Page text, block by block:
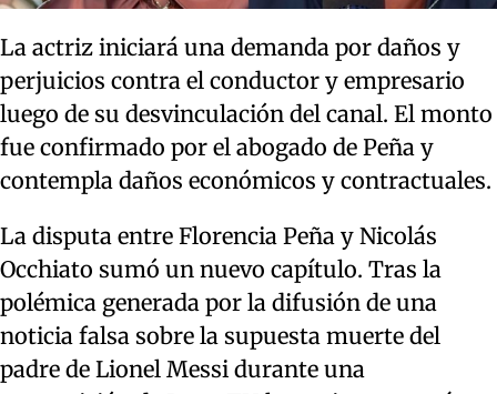
La actriz iniciará una demanda por daños y
perjuicios contra el conductor y empresario
luego de su desvinculación del canal. El monto
fue confirmado por el abogado de Peña y
contempla daños económicos y contractuales.
La disputa entre Florencia Peña y Nicolás
Occhiato sumó un nuevo capítulo. Tras la
polémica generada por la difusión de una
noticia falsa sobre la supuesta muerte del
padre de Lionel Messi durante una